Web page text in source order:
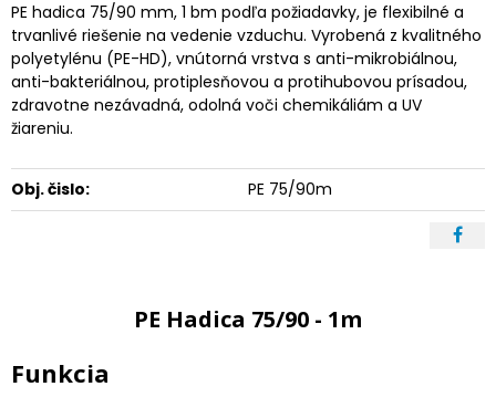
PE hadica 75/90 mm, 1 bm podľa požiadavky, je flexibilné a
trvanlivé riešenie na vedenie vzduchu. Vyrobená z kvalitného
polyetylénu (PE-HD), vnútorná vrstva s anti-mikrobiálnou,
anti-bakteriálnou, protiplesňovou a protihubovou prísadou,
zdravotne nezávadná, odolná voči chemikáliám a UV
žiareniu.
Obj. čislo: PE 75/90m
PE Hadica 75/90 - 1m
Funkcia